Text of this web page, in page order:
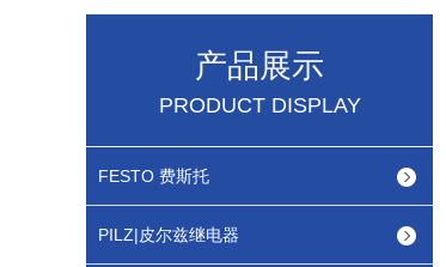
产品展示
PRODUCT DISPLAY
FESTO 费斯托
PILZ|皮尔兹继电器